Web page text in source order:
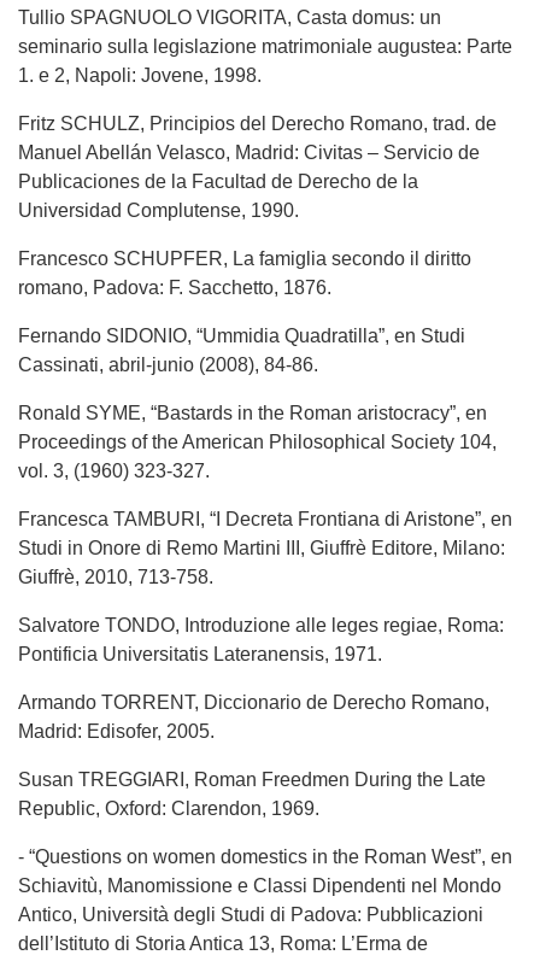
Tullio SPAGNUOLO VIGORITA, Casta domus: un
seminario sulla legislazione matrimoniale augustea: Parte
1. e 2, Napoli: Jovene, 1998.
Fritz SCHULZ, Principios del Derecho Romano, trad. de
Manuel Abellán Velasco, Madrid: Civitas – Servicio de
Publicaciones de la Facultad de Derecho de la
Universidad Complutense, 1990.
Francesco SCHUPFER, La famiglia secondo il diritto
romano, Padova: F. Sacchetto, 1876.
Fernando SIDONIO, “Ummidia Quadratilla”, en Studi
Cassinati, abril-junio (2008), 84-86.
Ronald SYME, “Bastards in the Roman aristocracy”, en
Proceedings of the American Philosophical Society 104,
vol. 3, (1960) 323-327.
Francesca TAMBURI, “I Decreta Frontiana di Aristone”, en
Studi in Onore di Remo Martini III, Giuffrè Editore, Milano:
Giuffrè, 2010, 713-758.
Salvatore TONDO, Introduzione alle leges regiae, Roma:
Pontificia Universitatis Lateranensis, 1971.
Armando TORRENT, Diccionario de Derecho Romano,
Madrid: Edisofer, 2005.
Susan TREGGIARI, Roman Freedmen During the Late
Republic, Oxford: Clarendon, 1969.
- “Questions on women domestics in the Roman West”, en
Schiavitù, Manomissione e Classi Dipendenti nel Mondo
Antico, Università degli Studi di Padova: Pubblicazioni
dell’Istituto di Storia Antica 13, Roma: L’Erma de